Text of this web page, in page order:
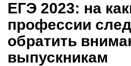
ЕГЭ 2023: на
профессии
обратить
выпускникам